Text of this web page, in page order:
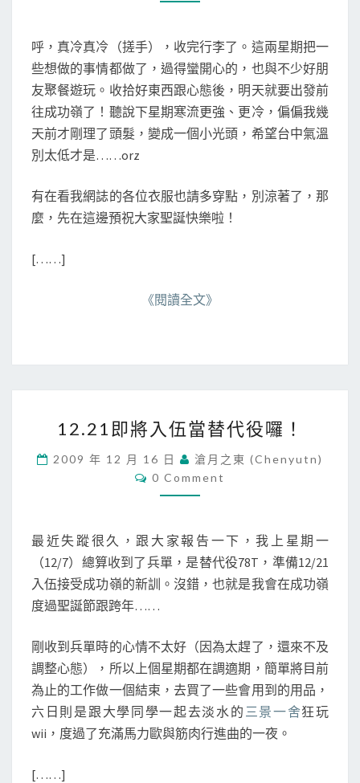
聖
快
樂
N
T
S
呼，真冷真冷（搓手），收完行李了。這兩星期把一
些想做的事情都做了，過得蠻開心的，也與不少好朋
友聚餐遊玩。收拾好東西跟心態後，明天就要出發前
往成功嶺了！聽說下星期寒流更強、更冷，偏偏我幾
天前才剛理了頭髮，變成一個小光頭，希望台中氣溫
別太低才是……orz
有在看我網誌的各位衣服也請多穿點，別涼著了，那
麼，先在這邊預祝大家聖誕快樂啦！
[……]
《閱讀全文》
2
2
1
即
入
伍
當
替
囉
！
12.21即將入伍當替代役囉！
2009 年 12 月 16 日
滄月之東 (chenyutn)
C
O
T
S
0 Comment
最近失蹤很久，跟大家報告一下，我上星期一
（12/7）總算收到了兵單，是替代役78T，準備12/21
入伍接受成功嶺的新訓。沒錯，也就是我會在成功嶺
度過聖誕節跟跨年……
剛收到兵單時的心情不太好（因為太趕了，還來不及
調整心態），所以上個星期都在調適期，簡單將目前
為止的工作做一個結束，去買了一些會用到的用品，
六日則是跟大學同學一起去淡水的 三景一舍狂玩
wii，度過了充滿馬力歐與筋肉行進曲的一夜。
[……]